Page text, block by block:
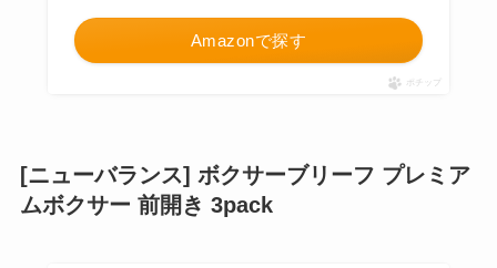
Amazonで探す
ポチップ
[ニューバランス] ボクサーブリーフ プレミア
ムボクサー 前開き 3pack